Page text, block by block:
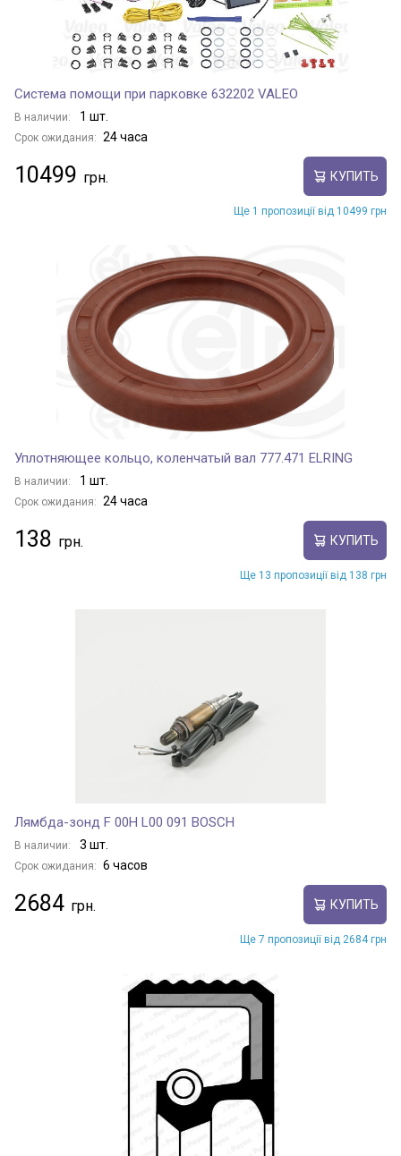
Система помощи при парковке 632202 VALEO
В наличии: 1 шт.
Срок ожидания: 24 часа
10499 КУПИТЬ
Ще 1 пропозиції від 10499 грн
Уплотняющее кольцо, коленчатый вал 777.471 ELRING
В наличии: 1 шт.
Срок ожидания: 24 часа
138 КУПИТЬ
Ще 13 пропозиції від 138 грн
Лямбда-зонд F 00H L00 091 BOSCH
В наличии: 3 шт.
Срок ожидания: 6 часов
2684 КУПИТЬ
Ще 7 пропозиції від 2684 грн